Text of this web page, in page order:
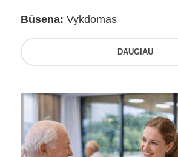
Būsena: Vykdomas
DAUGIAU